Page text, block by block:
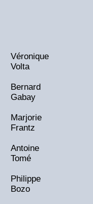
Véronique
Volta
Bernard
Gabay
Marjorie
Frantz
Antoine
Tomé
Philippe
Bozo